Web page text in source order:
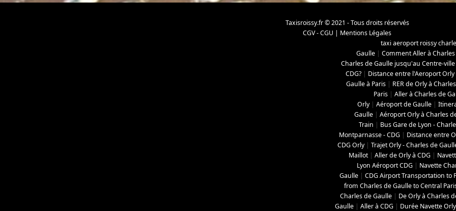
Taxisroissy.fr © 2021 - Tous droits réservés
CGV - CGU | Mentions Légales
taxi aeroport roissy
Gaulle | Comment Aller à
Charles de Gaulle jusqu'au Centre-ville
CDG? | Distance entre l'Aeroport
Gaulle à Paris | RER de Orly à
Paris | Aller à Charles de
Orly| Aéroport de Gaulle |
Gaulle | Aéroport Orly à Charles
Train | Bus Gare de Lyon -
Montparnasse - CDG | Distance entre
CDG Orly| Trajet Orly - Charles de
Maillot| Aller de Orly à CDG |
Lyon Aéroport CDG | Navette
Gaulle | CDG Airport Transportation to
from Charles de Gaulle to Central
Charles de Gaulle | De Orly à Charles
Gaulle | Aller à CDG | Durée Navette